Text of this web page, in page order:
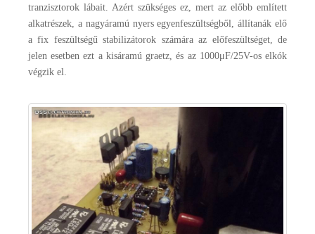
tranzisztorok lábait. Azért szükséges ez, mert az előbb említett
alkatrészek, a nagyáramú nyers egyenfeszültségből, állítanák elő
a fix feszültségű stabilizátorok számára az előfeszültséget, de
jelen esetben ezt a kisáramú graetz, és az 1000μF/25V-os elkók
végzik el.